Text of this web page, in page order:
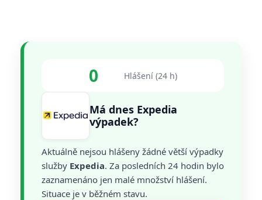
0 Hlášení (24 h)
Má dnes Expedia
výpadek?
Aktuálně nejsou hlášeny žádné větší výpadky
služby Expedia. Za posledních 24 hodin bylo
zaznamenáno jen malé množství hlášení.
Situace je v běžném stavu.